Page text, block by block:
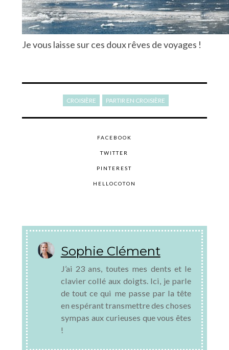
Je vous laisse sur ces doux rêves de voyages !
CROISIÈRE PARTIR EN CROISIÈRE
FACEBOOK
TWITTER
PINTEREST
HELLOCOTON
Sophie Clément
J’ai 23 ans, toutes mes dents et le
clavier collé aux doigts. Ici, je parle
de tout ce qui me passe par la tête
en espérant transmettre des choses
sympas aux curieuses que vous êtes
!